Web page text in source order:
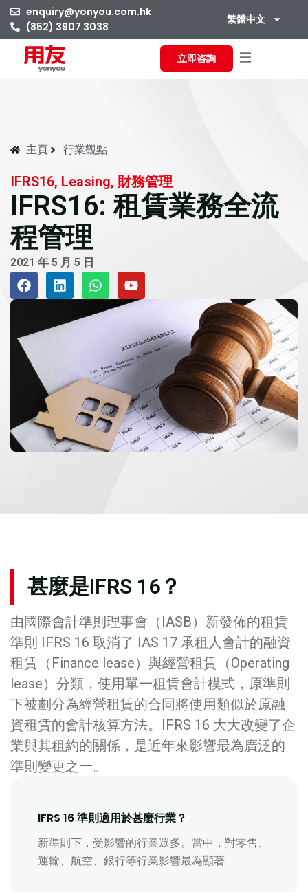
enquiry@yonyou.com.hk
(852) 3907 3038
繁體中文
立即咨詢
主頁 行業觀點
IFRS16, Leasing, 財務管理
IFRS16: 租賃業務全流
程管理
2021 年 5 月 5 日
甚麼是IFRS 16？
由國際會計準則理事會（IASB）新發佈的租賃
準則 IFRS 16 取消了 IAS 17 承租人會計的融資
租賃（Finance lease）與經營租賃（Operating
lease）分類，使用單一租賃會計模式，原準則
下被劃分為經營租賃的合同將使用類似於原融
資租賃的會計核算方法。IFRS 16 大大改變了企
業與其租約的關係，是近年來影響最為廣泛的
準則變更之一。
IFRS 16 準則適用於甚麼行業？
新準則下，受影響的行業眾多。當中，對零售、
運輸、航空、銀行等行業影響最為顯著